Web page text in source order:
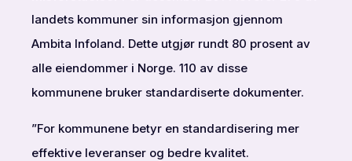
landets kommuner sin informasjon gjennom
Ambita Infoland. Dette utgjør rundt 80 prosent av
alle eiendommer i Norge. 110 av disse
kommunene bruker standardiserte dokumenter.
”For kommunene betyr en standardisering mer
effektive leveranser og bedre kvalitet.